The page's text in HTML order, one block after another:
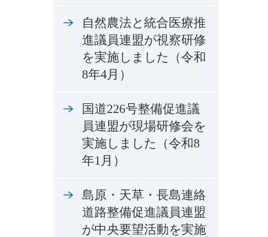
自然農法と統合医療推
進議員連盟が視察研修
を実施しました（令和
8年4月）
国道226号整備促進議
員連盟が現場研修会を
実施しました（令和8
年1月）
島原・天草・長島連絡
道路整備促進議員連盟
が中央要望活動を実施